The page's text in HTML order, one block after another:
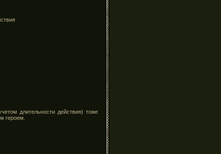
длительности действия) тоже
героем.